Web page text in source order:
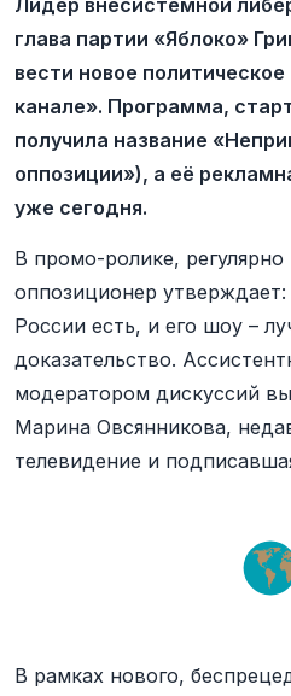
Лидер внесистемной
глава партии «Яблоко»
вести новое
канале». Программа,
получила название
оппозиции»), а её
уже сегодня.
В промо-ролике,
оппозиционер
России есть, и его шоу –
доказательство.
модератором дискуссий
Марина Овсянникова,
телевидение и
В рамках нового,